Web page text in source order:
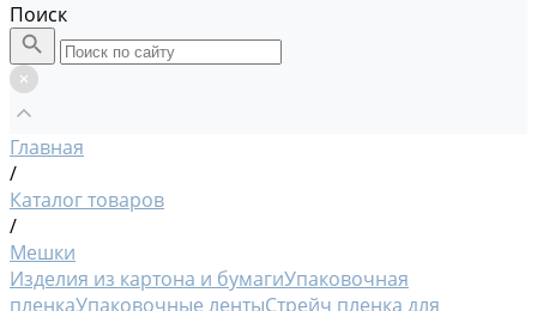
Поиск
Главная
/
Каталог товаров
/
Мешки
Изделия из картона и бумагиУпаковочная
пленкаУпаковочные лентыСтрейч пленка для